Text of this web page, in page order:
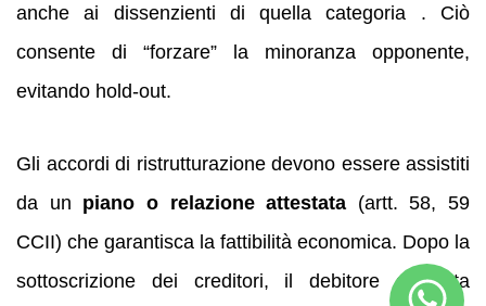
anche ai dissenzienti di quella categoria . Ciò
consente di “forzare” la minoranza opponente,
evitando hold-out.
Gli accordi di ristrutturazione devono essere assistiti
da un piano o relazione attestata (artt. 58, 59
CCII) che garantisca la fattibilità economica. Dopo la
sottoscrizione dei creditori, il debitore deposita